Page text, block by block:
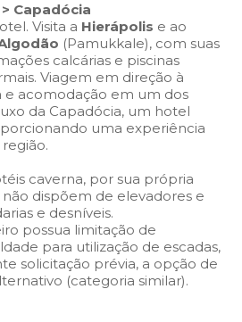
Capadócia
Visita a Hierápolis e ao
(Pamukkale), com suas
calcárias e piscinas
Viagem em direção à
e acomodação em um dos
da Capadócia, um hotel
uma experiência
caverna, por sua própria
dispõem de elevadores e
e desníveis.
possua limitação de
para utilização de escadas,
solicitação prévia, a opção de
(categoria similar).